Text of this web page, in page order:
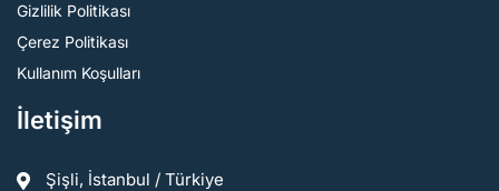
Gizlilik Politikası
Çerez Politikası
Kullanım Koşulları
İletişim
Şişli, İstanbul / Türkiye